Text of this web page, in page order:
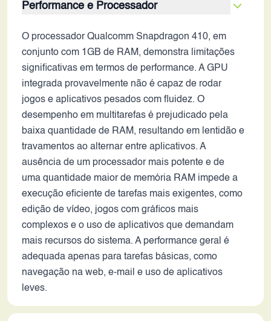
Performance e Processador
O processador Qualcomm Snapdragon 410, em
conjunto com 1GB de RAM, demonstra limitações
significativas em termos de performance. A GPU
integrada provavelmente não é capaz de rodar
jogos e aplicativos pesados com fluidez. O
desempenho em multitarefas é prejudicado pela
baixa quantidade de RAM, resultando em lentidão e
travamentos ao alternar entre aplicativos. A
ausência de um processador mais potente e de
uma quantidade maior de memória RAM impede a
execução eficiente de tarefas mais exigentes, como
edição de vídeo, jogos com gráficos mais
complexos e o uso de aplicativos que demandam
mais recursos do sistema. A performance geral é
adequada apenas para tarefas básicas, como
navegação na web, e-mail e uso de aplicativos
leves.